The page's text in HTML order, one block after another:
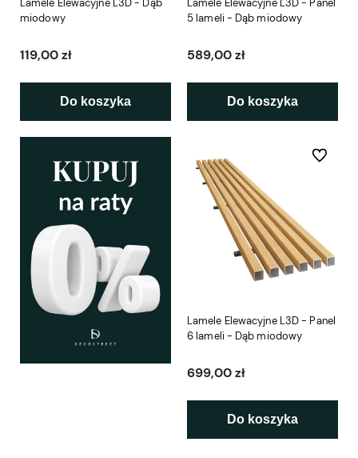
miodowy
119,00 zł
Do koszyka
5 lameli - Dąb miodowy
589,00 zł
Do koszyka
Lamele Elewacyjne L3D - Panel
6 lameli - Dąb miodowy
699,00 zł
Do koszyka
Do